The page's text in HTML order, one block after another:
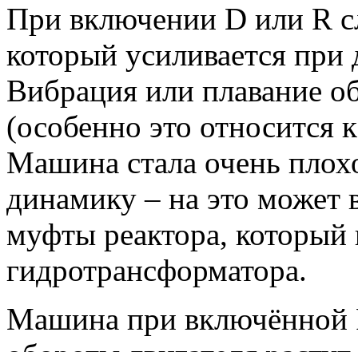
При включении D или R
который усиливается при
Вибрация или плавание
(особенно это относится
Машина стала очень
динамику – на это может
муфты реактора, который
гидротрансформатора.
Машина при включённой